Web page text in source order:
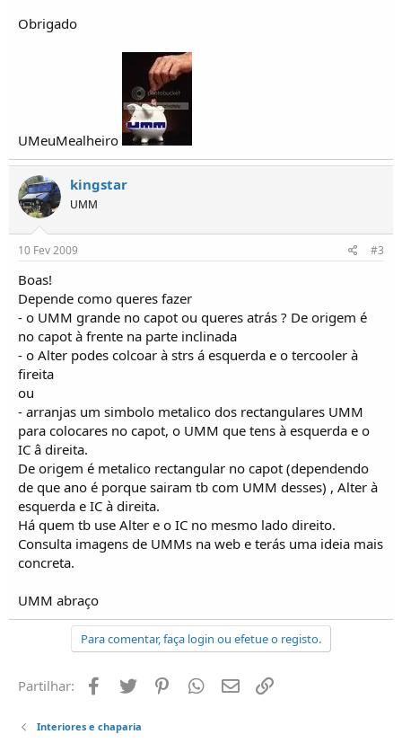
Obrigado
UMeuMealheiro
kingstar
UMM
10 Fev 2009 #3
Boas!
Depende como queres fazer
- o UMM grande no capot ou queres atrás ? De origem é
no capot à frente na parte inclinada
- o Alter podes colcoar à strs á esquerda e o tercooler à
fireita
ou
- arranjas um simbolo metalico dos rectangulares UMM
para colocares no capot, o UMM que tens à esquerda e o
IC â direita.
De origem é metalico rectangular no capot (dependendo
de que ano é porque sairam tb com UMM desses) , Alter à
esquerda e IC à direita.
Há quem tb use Alter e o IC no mesmo lado direito.
Consulta imagens de UMMs na web e terás uma ideia mais
concreta.
UMM abraço
Para comentar, faça login ou efetue o registo.
Partilhar: Facebook
Twitter PinterestWhatsapp
Email
Interiores e chaparia